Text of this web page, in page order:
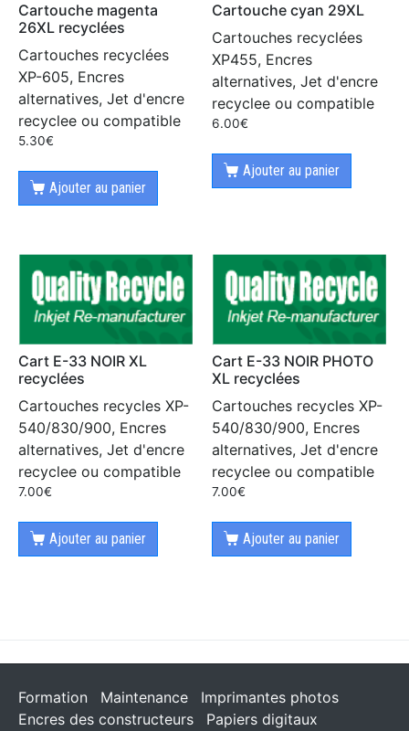
Cartouche magenta
26XL recyclées
Cartouches recyclées
XP-605, Encres
alternatives, Jet d'encre
recyclee ou compatible
5.30€
Ajouter au panier
Cartouche cyan 29XL
Cartouches recyclées
XP455, Encres
alternatives, Jet d'encre
recyclee ou compatible
6.00€
Ajouter au panier
Cart E-33 NOIR XL
recyclées
Cartouches recycles XP-
540/830/900, Encres
alternatives, Jet d'encre
recyclee ou compatible
7.00€
Ajouter au panier
Cart E-33 NOIR PHOTO
XL recyclées
Cartouches recycles XP-
540/830/900, Encres
alternatives, Jet d'encre
recyclee ou compatible
7.00€
Ajouter au panier
Formation Maintenance
Imprimantes photos
Encres des constructeurs
Papiers digitaux